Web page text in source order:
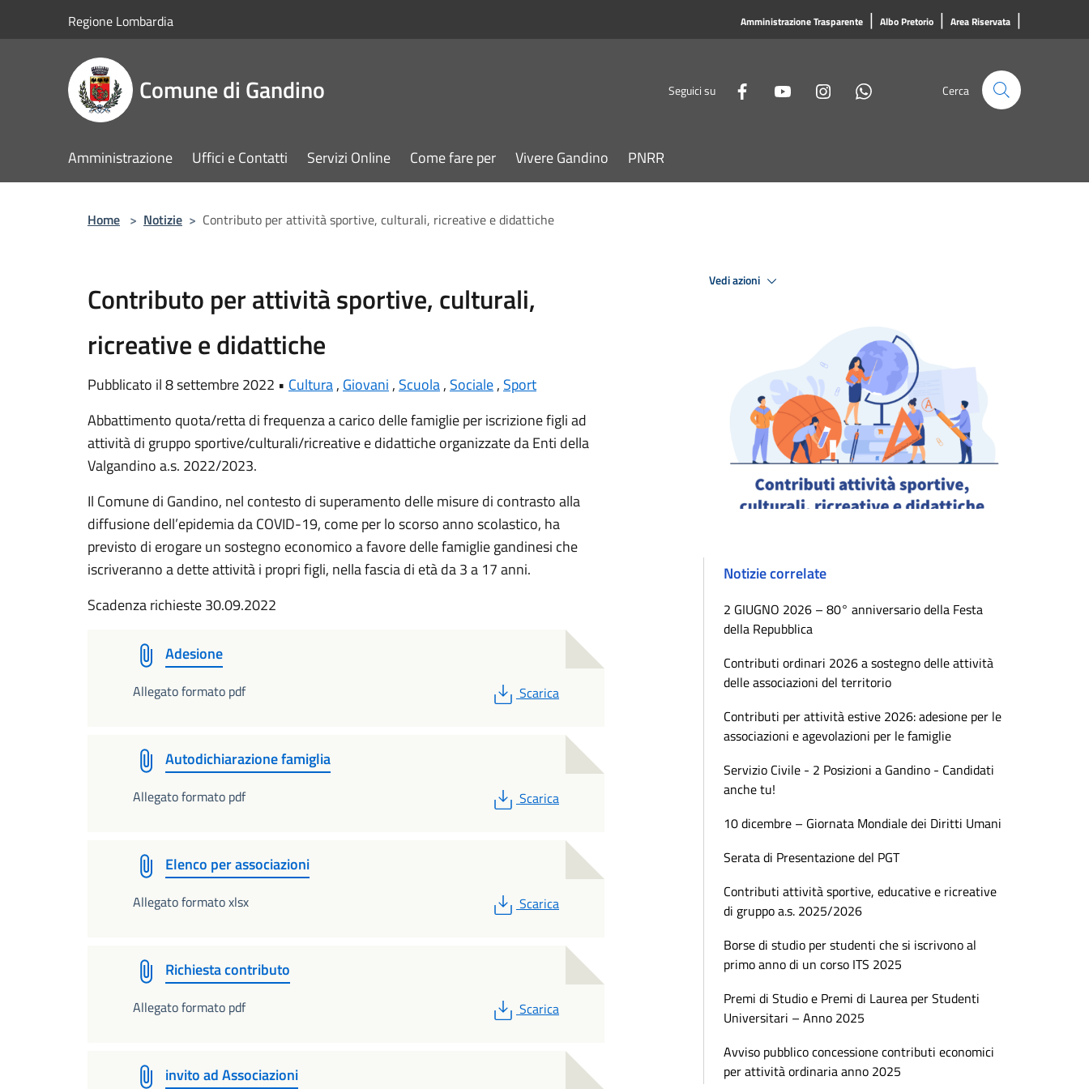
Regione Lombardia Amministrazione Trasparente | Albo Pretorio | Area Riservata |
Comune di Gandino Seguici su Cerca
Amministrazione Uffici e Contatti Servizi Online Come fare per Vivere Gandino PNRR
Home > Notizie > Contributo per attività sportive, culturali, ricreative e didattiche
Contributo per attività sportive, culturali,
ricreative e didattiche
Pubblicato il 8 settembre 2022 • Cultura, Giovani , Scuola, Sociale, Sport
Abbattimento quota/retta di frequenza a carico delle famiglie per iscrizione figli ad
attività di gruppo sportive/culturali/ricreative e didattiche organizzate da Enti della
Valgandino a.s. 2022/2023.
Il Comune di Gandino, nel contesto di superamento delle misure di contrasto alla
diffusione dell’epidemia da COVID-19, come per lo scorso anno scolastico, ha
previsto di erogare un sostegno economico a favore delle famiglie gandinesi che
iscriveranno a dette attività i propri figli, nella fascia di età da 3 a 17 anni.
Scadenza richieste 30.09.2022
Adesione
Allegato formato pdf PDF
Scarica
Autodichiarazione famiglia
Allegato formato pdf PDF
Scarica
Elenco per associazioni
Allegato formato xlsx PDF
Scarica
Richiesta contributo
Allegato formato pdf PDF
Scarica
invito ad Associazioni
Vedi azioni
Notizie correlate
2 GIUGNO 2026 – 80° anniversario della Festa
della Repubblica
Contributi ordinari 2026 a sostegno delle attività
delle associazioni del territorio
Contributi per attività estive 2026: adesione per le
associazioni e agevolazioni per le famiglie
Servizio Civile - 2 Posizioni a Gandino - Candidati
anche tu!
10 dicembre – Giornata Mondiale dei Diritti Umani
Serata di Presentazione del PGT
Contributi attività sportive, educative e ricreative
di gruppo a.s. 2025/2026
Borse di studio per studenti che si iscrivono al
primo anno di un corso ITS 2025
Premi di Studio e Premi di Laurea per Studenti
Universitari – Anno 2025
Avviso pubblico concessione contributi economici
per attività ordinaria anno 2025